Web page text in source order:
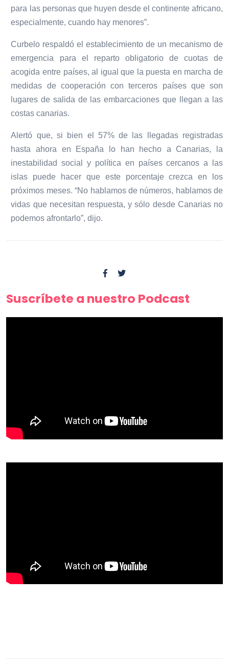
para las personas que huyen desde el continente africano,
especialmente, cuando hay menores”.
Curbelo respaldó el establecimiento de un mecanismo de
emergencia para el reparto obligatorio de cuotas de
acogida entre países, al igual que la puesta en marcha de
medidas de cooperación con terceros países que son
lugares de salida de las embarcaciones que llegan a las
costas canarias.
Alertó que, si bien el 57% de las llegadas registradas
hasta ahora en España lo han hecho a Canarias, la
inestabilidad social y política en países cercanos a las
islas puede hacer que este porcentaje crezca en los
próximos meses. “No hablamos de números, hablamos de
vidas que necesitan respuesta, y sólo desde Canarias no
podemos afrontarlo”, dijo.
Suscríbete a nuestro Podcast